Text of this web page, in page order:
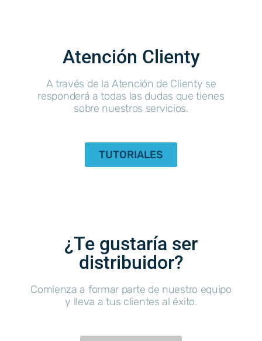
Atención Clienty
A través de la Atención de Clienty se
responderá a todas las dudas que tienes
sobre nuestros servicios.
TUTORIALES
¿Te gustaría ser
distribuidor?
Comienza a formar parte de nuestro equipo
y lleva a tus clientes al éxito.